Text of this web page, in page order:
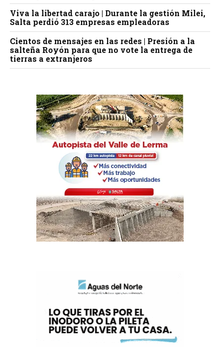
Viva la libertad carajo | Durante la gestión Milei,
Salta perdió 313 empresas empleadoras
Cientos de mensajes en las redes | Presión a la
salteña Royón para que no vote la entrega de
tierras a extranjeros